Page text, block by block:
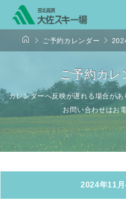
  ご予約カレンダー 
ご予約カレ
カレンダーへ反映が遅れる場合があ
お問い合わせはお
2024年11月